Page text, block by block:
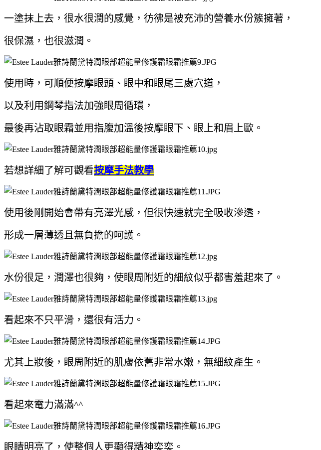
一塗抹上去，很水很潤的感覺，彷彿是被充沛的營養水份簇擁著，
很保濕，也很滋潤。
使用時，可順便按摩眼頭、眼中和眼尾三處穴道，
以及利用鋼琴指法加強眼周循環，
最後再沾取眼霜並用指腹加溫後按摩眼下、眼上和眉上歐。
若想詳細了解可觀看按摩手法教學
使用後剛開始會帶有亮澤光感，但很快速就完全吸收滲透，
形成一層薄透且無負擔的呵護。
水份很足，潤澤也很夠，使眼周附近的細紋似乎都害羞起來了。
看起來不只平滑，還很有活力。
尤其上妝後，眼周附近的肌膚依舊非常水嫩，無細紋產生。
看起來電力滿滿^^
眼睛明亮了，使整個人更顯得精神奕奕。